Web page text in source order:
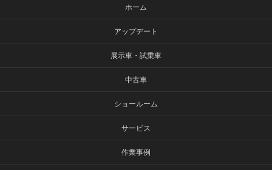
ホーム
アップデート
展示車・試乗車
中古車
ショールーム
サービス
作業事例